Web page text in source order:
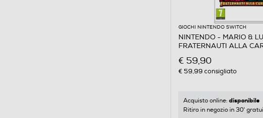
GIOCHI NINTENDO SWITCH
NINTENDO - MARIO &
FRATERNAUTI ALLA
€ 59,90
€ 59,99 consigliato
Acquisto online: disponibile
Ritiro in negozio in 30'